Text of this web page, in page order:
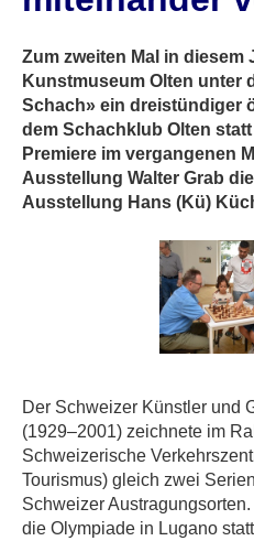
Zum zweiten Mal in diesem
Kunstmuseum Olten unter
Schach» ein dreistündiger
dem Schachklub Olten
Premiere im vergangenen
Ausstellung Walter Grab
Ausstellung Hans (Kü)
Der Schweizer Künstler und
(1929–2001) zeichnete im
Schweizerische
Tourismus) gleich zwei
Schweizer
die Olympiade in Lugano